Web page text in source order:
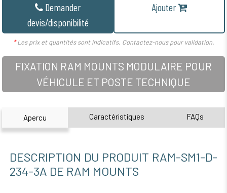
Demander
devis/disponibilité
Ajouter
*Les prix et quantités sont indicatifs. Contactez-nous pour validation.
FIXATION RAM MOUNTS MODULAIRE POUR
VÉHICULE ET POSTE TECHNIQUE
Apercu Caractéristiques FAQs
DESCRIPTION DU PRODUIT RAM-SM1-D-
234-3A DE RAM MOUNTS